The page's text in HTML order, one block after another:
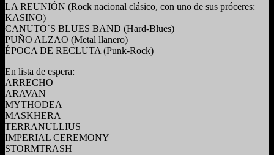
LA REUNIÓN (Rock nacional clásico, con uno de sus próceres:
KASINO)
CANUTO`S BLUES BAND (Hard-Blues)
PUÑO ALZAO (Metal llanero)
ÉPOCA DE RECLUTA (Punk-Rock)
En lista de espera:
ARRECHO
ARAVAN
MYTHODEA
MASKHERA
TERRANULLIUS
IMPERIAL CEREMONY
STORMTRASH